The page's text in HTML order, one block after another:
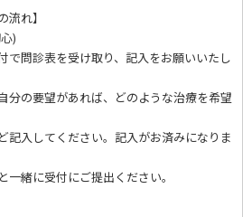
流れ】
)
で問診表を受け取り、記入をお願いいたし
分の要望があれば、どのような治療を希望
記入してください。記入がお済みになりま
一緒に受付にご提出ください。